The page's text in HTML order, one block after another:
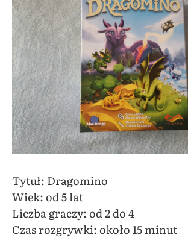
Tytuł: Dragomino
Wiek: od 5 lat
Liczba graczy: od 2 do 4
Czas rozgrywki: około 15 minut